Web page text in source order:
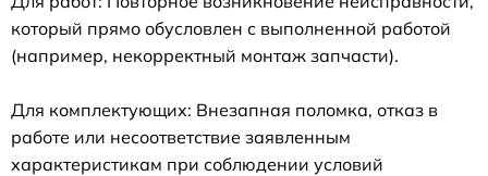
который прямо обусловлен с выполненной работой
(например, некорректный монтаж запчасти).
Для комплектующих: Внезапная поломка, отказ в
работе или несоответствие заявленным
характеристикам при соблюдении условий